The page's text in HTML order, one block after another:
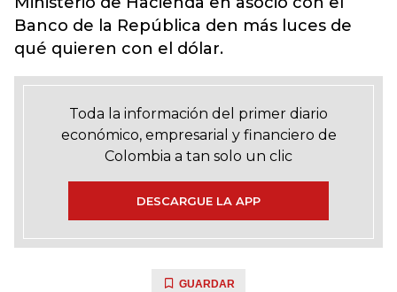
Banco de la República den más luces de
qué quieren con el dólar.
Toda la información del primer diario
económico, empresarial y financiero de
Colombia a tan solo un clic
DESCARGUE LA APP
GUARDAR